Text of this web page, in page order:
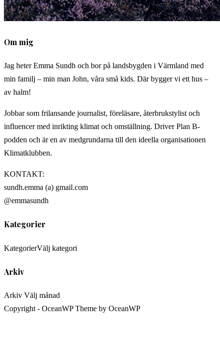
Om mig
Jag heter Emma Sundh och bor på landsbygden i Värmland med
min familj – min man John, våra små kids. Där bygger vi ett hus –
av halm!
Jobbar som frilansande journalist, föreläsare, återbrukstylist och
influencer med inrikting klimat och omställning. Driver Plan B-
podden och är en av medgrundarna till den ideella organisationen
Klimatklubben.
KONTAKT:
sundh.emma (a) gmail.com
@emmasundh
Kategorier
KategorierVälj kategori
Arkiv
Arkiv Välj månad
Copyright - OceanWP Theme by OceanWP